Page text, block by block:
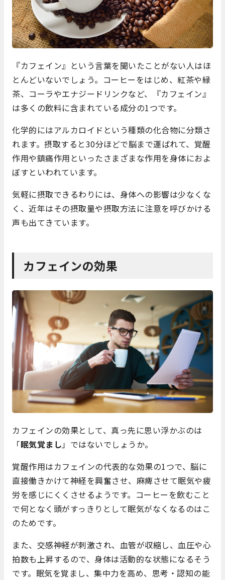
『カフェイン』という言葉を聞いたことがない人はほ
とんどいないでしょう。コーヒーをはじめ、紅茶や緑
茶、コーラやエナジードリンクなど、『カフェイン』
は多くの飲料に含まれている成分の1つです。
化学的にはアルカロイドという種類の化合物に分類さ
れます。摂取すると30分ほどで脳まで運ばれて、覚醒
作用や鎮痛作用といったさまざまな作用を身体におよ
ぼすといわれています。
気軽に摂取できるわりには、身体への影響は少なくな
く、近年はその摂取量や摂取方法に注意を呼びかける
声も出てきています。
カフェインの効果
カフェインの効果として、真っ先に思い浮かぶのは
「眠気覚まし」ではないでしょうか。
覚醒作用はカフェインの代表的な効果の1つで、脳に
直接働きかけて神経を興奮させ、麻痺させて眠気や疲
労を感じにくくさせるようです。コーヒーを飲むこと
で何となく頭がすっきりとして眠気がなくなるのはこ
のためです。
また、交感神経が刺激され、血管が収縮し、血圧や心
拍数も上昇するので、身体は活動的な状態になるそう
です。眠気を覚まし、集中力を高め、思考・認知の能